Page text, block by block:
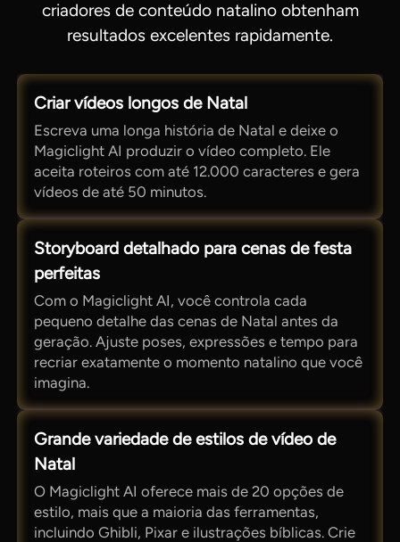
criadores de conteúdo natalino obtenham
resultados excelentes rapidamente.
Criar vídeos longos de Natal
Escreva uma longa história de Natal e deixe o
Magiclight AI produzir o vídeo completo. Ele
aceita roteiros com até 12.000 caracteres e gera
vídeos de até 50 minutos.
Storyboard detalhado para cenas de festa
perfeitas
Com o Magiclight AI, você controla cada
pequeno detalhe das cenas de Natal antes da
geração. Ajuste poses, expressões e tempo para
recriar exatamente o momento natalino que você
imagina.
Grande variedade de estilos de vídeo de
Natal
O Magiclight AI oferece mais de 20 opções de
estilo, mais que a maioria das ferramentas,
incluindo Ghibli, Pixar e ilustrações bíblicas. Crie